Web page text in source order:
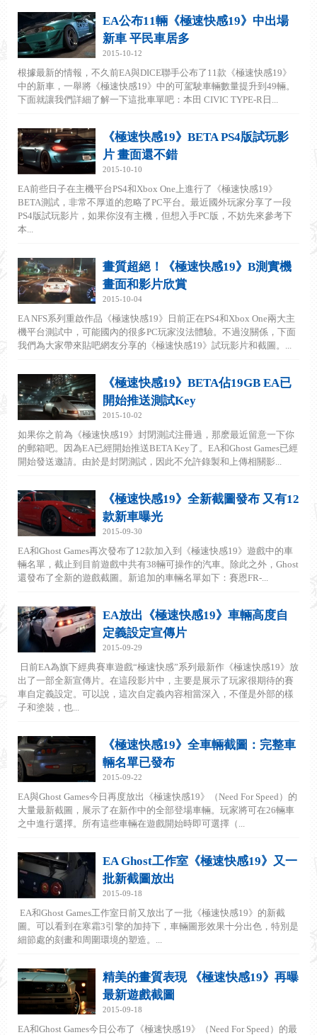
EA公布11輛《極速快感19》中出場
新車 平民車居多
2015-10-12
根據最新的情報，不久前EA與DICE聯手公布了11款《極速快感19》
中的新車，一舉將《極速快感19》中的可駕駛車輛數量提升到49輛。
下面就讓我們詳細了解一下這批車單吧：本田 CIVIC TYPE-R日...
《極速快感19》BETA PS4版試玩影
片 畫面還不錯
2015-10-10
EA前些日子在主機平台PS4和Xbox One上進行了《極速快感19》
BETA測試，非常不厚道的忽略了PC平台。最近國外玩家分享了一段
PS4版試玩影片，如果你沒有主機，但想入手PC版，不妨先來參考下
本...
畫質超絕！《極速快感19》B測實機
畫面和影片欣賞
2015-10-04
EA NFS系列重啟作品《極速快感19》日前正在PS4和Xbox One兩大主
機平台測試中，可能國內的很多PC玩家沒法體驗。不過沒關係，下面
我們為大家帶來貼吧網友分享的《極速快感19》試玩影片和截圖。...
《極速快感19》BETA佔19GB EA已
開始推送測試Key
2015-10-02
如果你之前為《極速快感19》封閉測試注冊過，那麽最近留意一下你
的郵箱吧。因為EA已經開始推送BETA Key了。EA和Ghost Games已經
開始發送邀請。由於是封閉測試，因此不允許錄製和上傳相關影...
《極速快感19》全新截圖發布 又有12
款新車曝光
2015-09-30
EA和Ghost Games再次發布了12款加入到《極速快感19》遊戲中的車
輛名單，截止到目前遊戲中共有38輛可操作的汽車。除此之外，Ghost
還發布了全新的遊戲截圖。新追加的車輛名單如下：賽恩FR-...
EA放出《極速快感19》車輛高度自
定義設定宣傳片
2015-09-29
日前EA為旗下經典賽車遊戲“極速快感”系列最新作《極速快感19》放
出了一部全新宣傳片。在這段影片中，主要是展示了玩家很期待的賽
車自定義設定。可以說，這次自定義內容相當深入，不僅是外部的樣
子和塗裝，也...
《極速快感19》全車輛截圖：完整車
輛名單已發布
2015-09-22
EA與Ghost Games今日再度放出《極速快感19》（Need For Speed）的
大量最新截圖，展示了在新作中的全部登場車輛。玩家將可在26輛車
之中進行選擇。所有這些車輛在遊戲開始時即可選擇（...
EA Ghost工作室《極速快感19》又一
批新截圖放出
2015-09-18
EA和Ghost Games工作室日前又放出了一批《極速快感19》的新截
圖。可以看到在寒霜3引擎的加持下，車輛圖形效果十分出色，特別是
細節處的刻畫和周圍環境的塑造。...
精美的畫質表現 《極速快感19》再曝
最新遊戲截圖
2015-09-18
EA和Ghost Games今日公布了《極速快感19》（Need For Speed）的最